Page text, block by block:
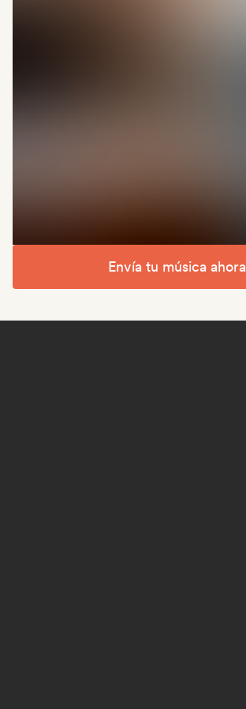
Envía tu música ahora